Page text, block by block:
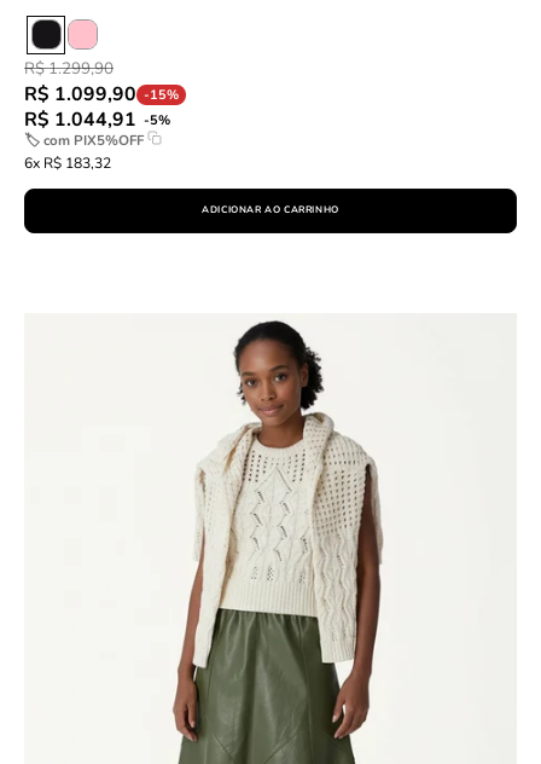
R$ 1.299,90
R$ 1.099,90 -15%
R$ 1.044,91 -5%
🏷 com PIX5%OFF
6x R$ 183,32
ADICIONAR AO CARRINHO
Saia
Midi
Statement
-
Verde
Militar
slideshow